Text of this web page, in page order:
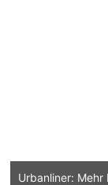
Urbanliner: Mehr